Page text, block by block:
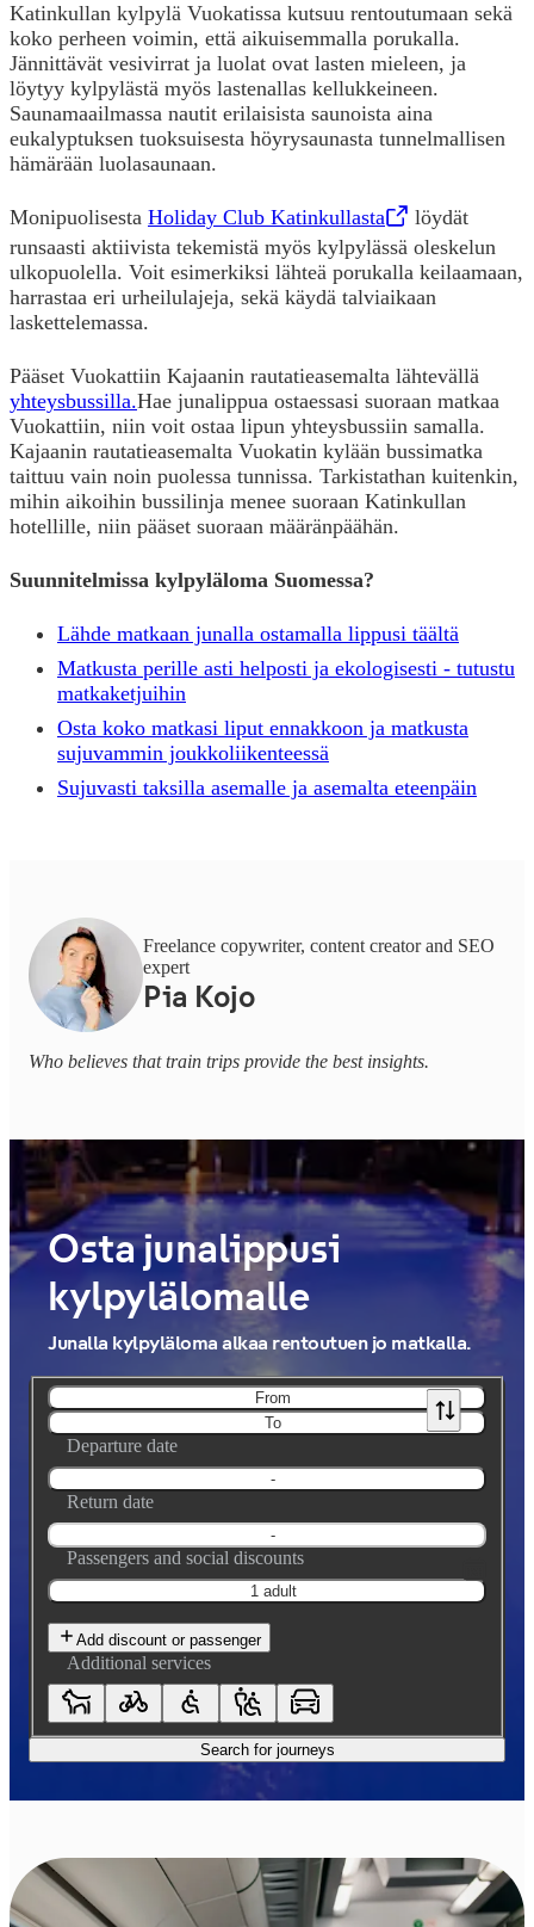
Katinkullan kylpylä Vuokatissa kutsuu rentoutumaan sekä
koko perheen voimin, että aikuisemmalla porukalla.
Jännittävät vesivirrat ja luolat ovat lasten mieleen, ja
löytyy kylpylästä myös lastenallas kellukkeineen.
Saunamaailmassa nautit erilaisista saunoista aina
eukalyptuksen tuoksuisesta höyrysaunasta tunnelmallisen
hämärään luolasaunaan.
Monipuolisesta Holiday Club Katinkullasta
,Opens in a new tab
löydät
runsaasti aktiivista tekemistä myös kylpylässä oleskelun
ulkopuolella. Voit esimerkiksi lähteä porukalla keilaamaan,
harrastaa eri urheilulajeja, sekä käydä talviaikaan
laskettelemassa.
Pääset Vuokattiin Kajaanin rautatieasemalta lähtevällä
yhteysbussilla.Hae junalippua ostaessasi suoraan matkaa
Vuokattiin, niin voit ostaa lipun yhteysbussiin samalla.
Kajaanin rautatieasemalta Vuokatin kylään bussimatka
taittuu vain noin puolessa tunnissa. Tarkistathan kuitenkin,
mihin aikoihin bussilinja menee suoraan Katinkullan
hotellille, niin pääset suoraan määränpäähän.
Suunnitelmissa kylpyläloma Suomessa?
Lähde matkaan junalla ostamalla lippusi täältä
Matkusta perille asti helposti ja ekologisesti - tutustu
matkaketjuihin
Osta koko matkasi liput ennakkoon ja matkusta
sujuvammin joukkoliikenteessä
Sujuvasti taksilla asemalle ja asemalta eteenpäin
Freelance copywriter, content creator and SEO
expert
Pia Kojo
Who believes that train trips provide the best insights.
Osta junalippusi
kylpylälomalle
Junalla kylpyläloma alkaa rentoutuen jo matkalla.
From
To
Departure date
-
Return date
-
Passengers and social discounts
1 adult
Add discount or passenger
Additional services
Search for journeys